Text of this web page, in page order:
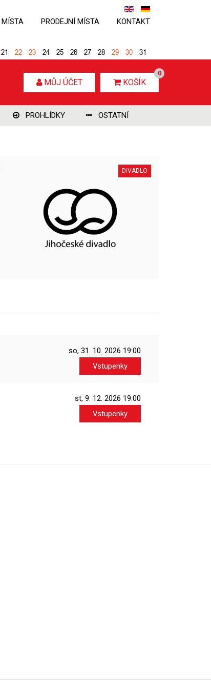
MÍSTA PRODEJNÍ MÍSTA KONTAKT
MŮJ ÚČET KOŠÍK
0
21 22 23 24 25 26 27 28 29 30 31
PROHLÍDKY OSTATNÍ
DIVADLO
so, 31. 10. 2026 19:00
Vstupenky
st, 9. 12. 2026 19:00
Vstupenky